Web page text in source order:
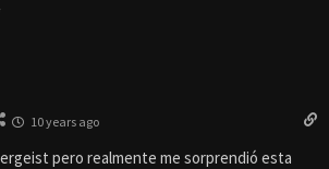
10 years ago
pero realmente me sorprendió esta